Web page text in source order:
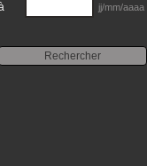
jj/mm/aaaa